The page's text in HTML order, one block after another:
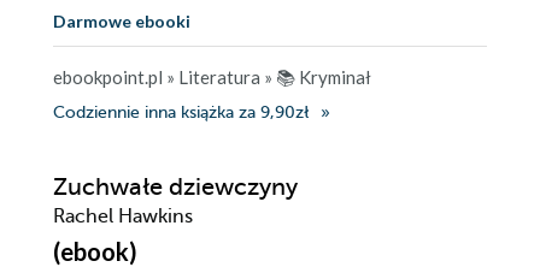
Darmowe ebooki
ebookpoint.pl » Literatura » 📚 Kryminał
Codziennie inna książka za 9,90zł
Zuchwałe dziewczyny
Rachel Hawkins
(ebook)